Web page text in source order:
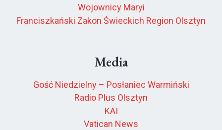
Wojownicy Maryi
Franciszkański Zakon Świeckich Region Olsztyn
Media
Gość Niedzielny – Posłaniec Warmiński
Radio Plus Olsztyn
KAI
Vatican News